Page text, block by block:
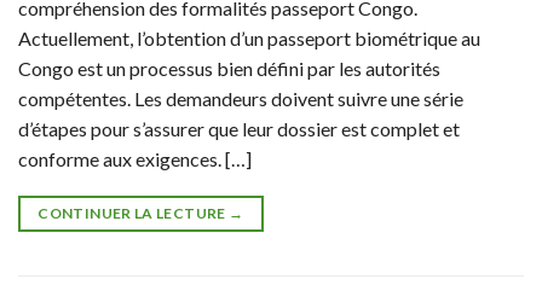
compréhension des formalités passeport Congo.
Actuellement, l’obtention d’un passeport biométrique au
Congo est un processus bien défini par les autorités
compétentes. Les demandeurs doivent suivre une série
d’étapes pour s’assurer que leur dossier est complet et
conforme aux exigences. […]
CONTINUER LA LECTURE →